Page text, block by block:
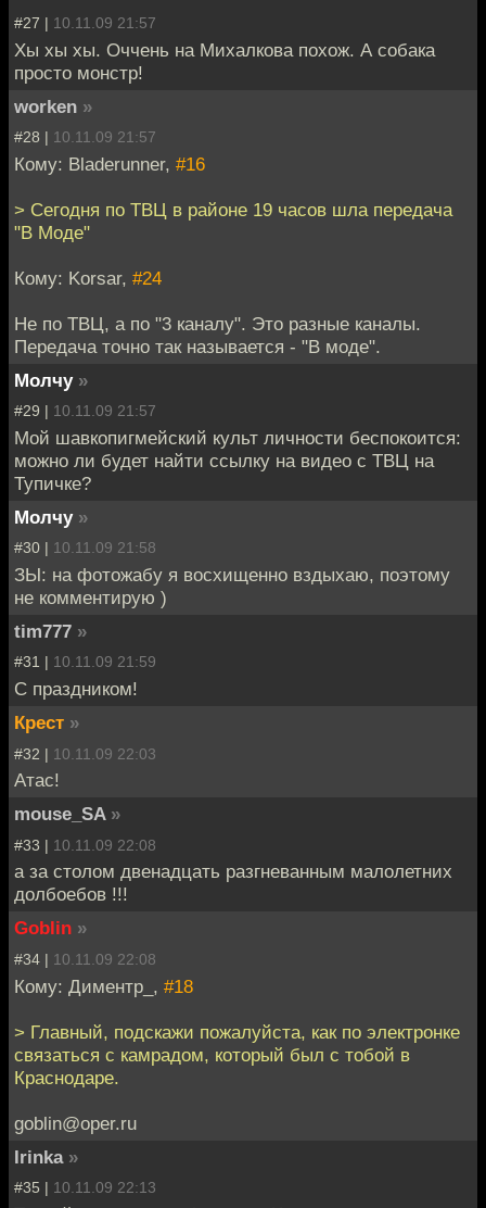
#27 | 10.11.09 21:57
Хы хы хы. Оччень на Михалкова похож. А собака
просто монстр!
worken »
#28 | 10.11.09 21:57
Кому: Bladerunner, #16
> Сегодня по ТВЦ в районе 19 часов шла передача
"В Моде"
Кому: Korsar, #24
Не по ТВЦ, а по "3 каналу". Это разные каналы.
Передача точно так называется - "В моде".
Молчу »
#29 | 10.11.09 21:57
Мой шавкопигмейский культ личности беспокоится:
можно ли будет найти ссылку на видео с ТВЦ на
Тупичке?
Молчу »
#30 | 10.11.09 21:58
ЗЫ: на фотожабу я восхищенно вздыхаю, поэтому
не комментирую )
tim777 »
#31 | 10.11.09 21:59
С праздником!
Крест »
#32 | 10.11.09 22:03
Атас!
mouse_SA »
#33 | 10.11.09 22:08
а за столом двенадцать разгневанным малолетних
долбоебов !!!
Goblin »
#34 | 10.11.09 22:08
Кому: Диментр_, #18
> Главный, подскажи пожалуйста, как по электронке
связаться с камрадом, который был с тобой в
Краснодаре.
goblin@oper.ru
Irinka »
#35 | 10.11.09 22:13